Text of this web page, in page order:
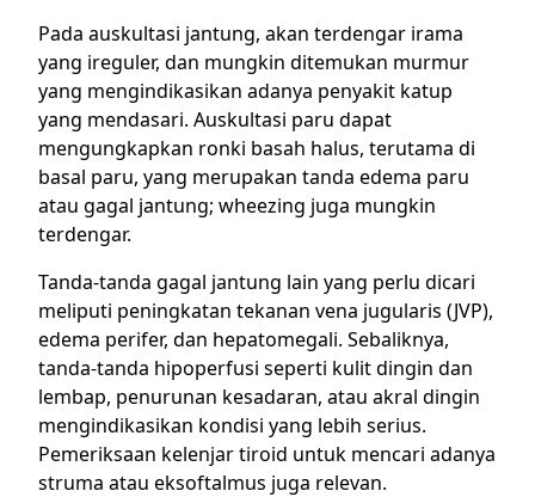
Pada auskultasi jantung, akan terdengar irama
yang ireguler, dan mungkin ditemukan murmur
yang mengindikasikan adanya penyakit katup
yang mendasari. Auskultasi paru dapat
mengungkapkan ronki basah halus, terutama di
basal paru, yang merupakan tanda edema paru
atau gagal jantung; wheezing juga mungkin
terdengar.
Tanda-tanda gagal jantung lain yang perlu dicari
meliputi peningkatan tekanan vena jugularis (JVP),
edema perifer, dan hepatomegali. Sebaliknya,
tanda-tanda hipoperfusi seperti kulit dingin dan
lembap, penurunan kesadaran, atau akral dingin
mengindikasikan kondisi yang lebih serius.
Pemeriksaan kelenjar tiroid untuk mencari adanya
struma atau eksoftalmus juga relevan.